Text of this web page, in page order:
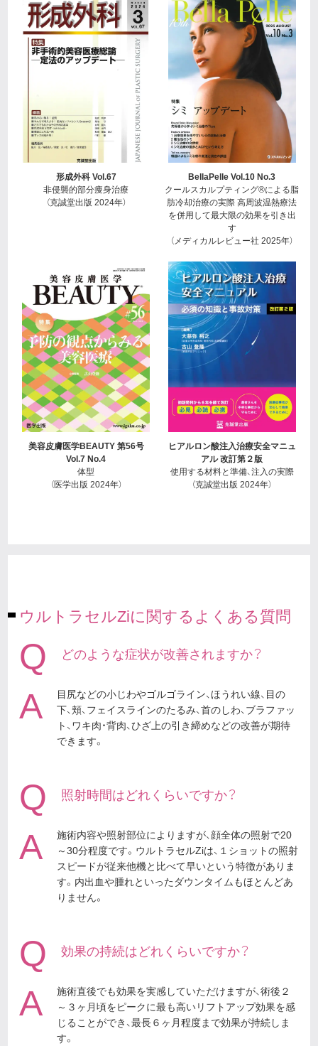
形成外科 Vol.67
非侵襲的部分痩身治療
（克誠堂出版 2024年）
BellaPelle Vol.10 No.3
クールスカルプティング®による脂
肪冷却治療の実際 高周波温熱療法
を併用して最大限の効果を引き出
す
（メディカルレビュー社 2025年）
美容皮膚医学BEAUTY 第56号
Vol.7 No.4
体型
（医学出版 2024年）
ヒアルロン酸注入治療安全マニュ
アル 改訂第２版
使用する材料と準備、注入の実際
（克誠堂出版 2024年）
ウルトラセルZiに関するよくある質問
Q どのような症状が改善されますか？
A
目尻などの小じわやゴルゴライン、ほうれい線、目の
下、頬、フェイスラインのたるみ、首のしわ、ブラファッ
ト、ワキ肉・背肉、ひざ上の引き締めなどの改善が期待
できます。
Q 照射時間はどれくらいですか？
A
施術内容や照射部位によりますが、顔全体の照射で20
～30分程度です。ウルトラセルZiは、１ショットの照射
スピードが従来他機と比べて早いという特徴がありま
す。内出血や腫れといったダウンタイムもほとんどあ
りません。
Q 効果の持続はどれくらいですか？
A
施術直後でも効果を実感していただけますが、術後２
～３ヶ月頃をピークに最も高いリフトアップ効果を感
じることができ、最長６ヶ月程度まで効果が持続しま
す。